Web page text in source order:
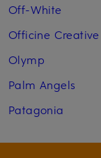
Off-White
Officine Creative
Olymp
Palm Angels
Patagonia